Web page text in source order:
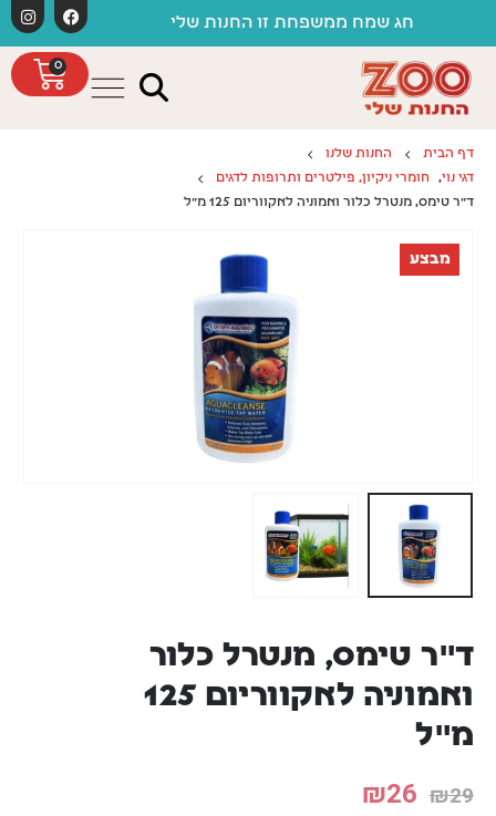
שמח ממשפחת זו החנות שלי משלוחים
0
דף הבית
החנות שלנו
דגי נוי,
חומרי ניקיון, פילטרים ותרופות לדגים
ד"ר טימס, מנטרל כלור ואמוניה לאקווריום 125 מ"ל
מבצע
ד"ר טימס, מנטרל כלור
ואמוניה לאקווריום 125
מ"ל
₪29
₪26